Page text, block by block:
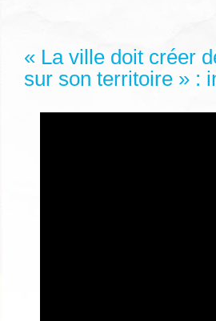
« La ville doit créer
sur son territoire » :